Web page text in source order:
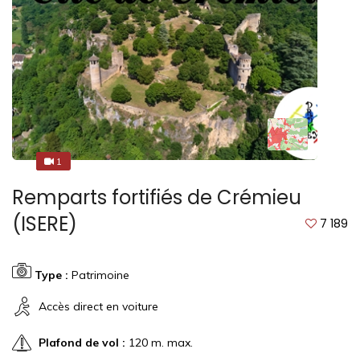
11
Remparts fortifiés de Crémieu
(ISERE)
7 189
Type : Patrimoine
Accès direct en voiture
Plafond de vol : 120 m. max.